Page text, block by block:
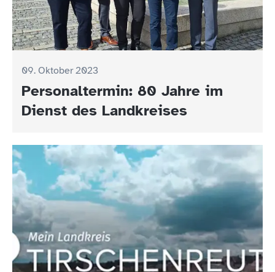
09. Oktober 2023
Personaltermin: 80 Jahre im
Dienst des Landkreises